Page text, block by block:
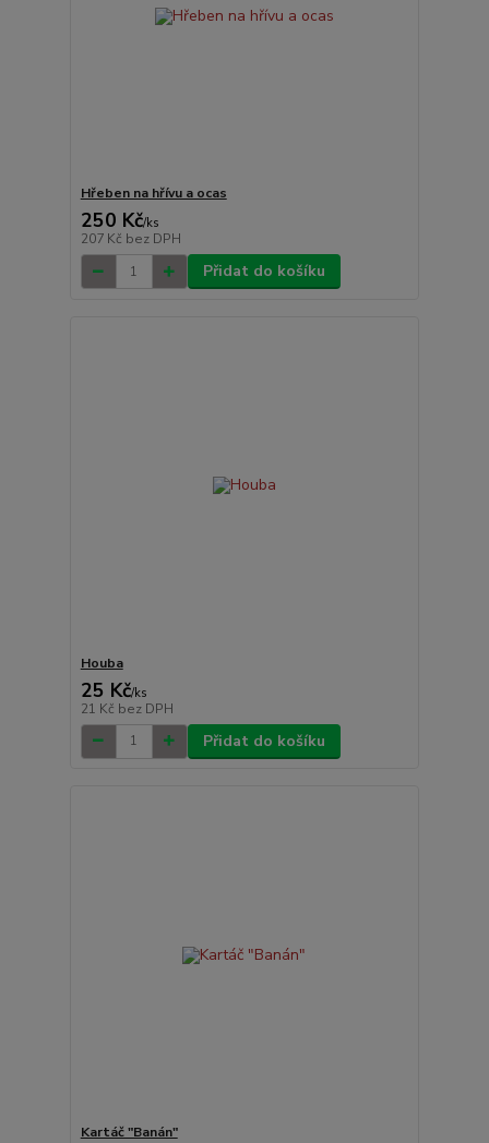
Hřeben na hřívu a ocas
250 Kč/ks
207 Kč bez DPH
Přidat do košíku
Houba
25 Kč/ks
21 Kč bez DPH
Přidat do košíku
Kartáč "Banán"